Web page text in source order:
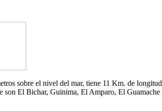
sobre el nivel del mar, tiene 11 Km. de
son El Bichar, Guinima, El Amparo, El